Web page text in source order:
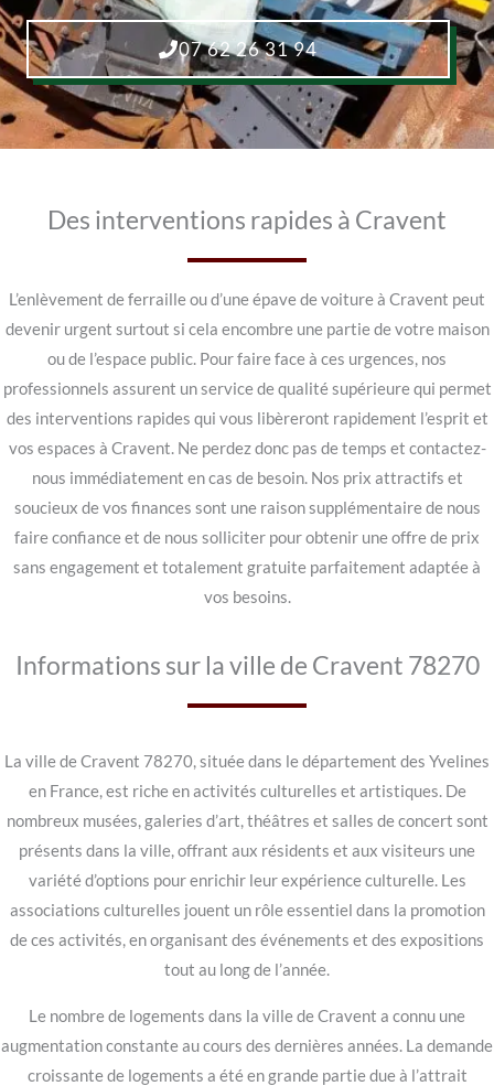
07 62 26 31 94
Des interventions rapides à Cravent
L’enlèvement de ferraille ou d’une épave de voiture à Cravent peut
devenir urgent surtout si cela encombre une partie de votre maison
ou de l’espace public. Pour faire face à ces urgences, nos
professionnels assurent un service de qualité supérieure qui permet
des interventions rapides qui vous libèreront rapidement l’esprit et
vos espaces à Cravent. Ne perdez donc pas de temps et contactez-
nous immédiatement en cas de besoin. Nos prix attractifs et
soucieux de vos finances sont une raison supplémentaire de nous
faire confiance et de nous solliciter pour obtenir une offre de prix
sans engagement et totalement gratuite parfaitement adaptée à
vos besoins.
Informations sur la ville de Cravent 78270
La ville de Cravent 78270, située dans le département des Yvelines
en France, est riche en activités culturelles et artistiques. De
nombreux musées, galeries d’art, théâtres et salles de concert sont
présents dans la ville, offrant aux résidents et aux visiteurs une
variété d’options pour enrichir leur expérience culturelle. Les
associations culturelles jouent un rôle essentiel dans la promotion
de ces activités, en organisant des événements et des expositions
tout au long de l’année.
Le nombre de logements dans la ville de Cravent a connu une
augmentation constante au cours des dernières années. La demande
croissante de logements a été en grande partie due à l’attrait